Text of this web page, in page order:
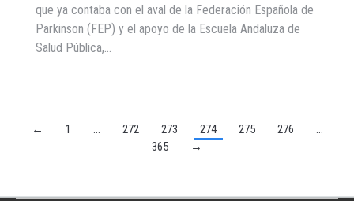
que ya contaba con el aval de la Federación Española de
Parkinson (FEP) y el apoyo de la Escuela Andaluza de
Salud Pública,…
← 1 … 272 273 274 275 276
…
365
→